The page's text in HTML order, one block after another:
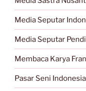
Media Seputar
Media Seputar
Membaca Karya
Pasar Seni Indonesia